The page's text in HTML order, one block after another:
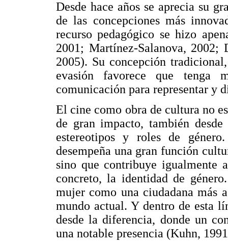
Desde hace años se aprecia su
de las concepciones más
recurso pedagógico se hizo
2001; Martínez-Salanova,
2005). Su concepción
evasión favorece que tenga
comunicación para representar y
El cine como obra de cultura no
de gran impacto, también
estereotipos y roles de
desempeña una gran función
sino que contribuye igualmente
concreto, la identidad de
mujer como una ciudadana más
mundo actual. Y dentro de esta
desde la diferencia, donde un
una notable presencia (Kuhn,